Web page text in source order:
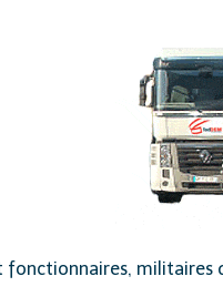
fonctionnaires, militaires